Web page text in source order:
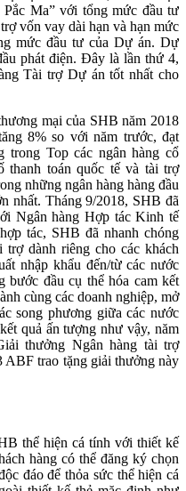
Ma” với tổng mức đầu tư
vốn vay dài hạn và hạn mức
mức đầu tư của Dự án. Dự
phát điện. Đây là lần thứ 4,
Tài trợ Dự án tốt nhất cho
mại của SHB năm 2018
8% so với năm trước, đạt
Top các ngân hàng cổ
thanh toán quốc tế và tài trợ
những ngân hàng hàng đầu
nhất. Tháng 9/2018, SHB đã
Ngân hàng Hợp tác Kinh tế
tác, SHB đã nhanh chóng
dành riêng cho các khách
nhập khẩu đến/từ các nước
đầu cụ thể hóa cam kết
cùng các doanh nghiệp, mở
song phương giữa các nước
quả ấn tượng như vậy, năm
thưởng Ngân hàng tài trợ
trao tặng giải thưởng này
thể hiện cá tính với thiết kế
hàng có thể đăng ký chọn
đáo để thỏa sức thể hiện cá